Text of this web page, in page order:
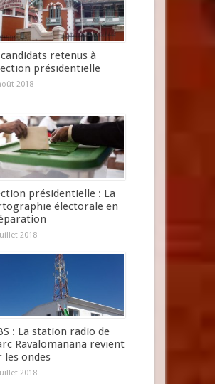
retenus à
présidentielle
2018
présidentielle : La
électorale en
2018
: La station radio de
Ravalomanana revient
les ondes
2018